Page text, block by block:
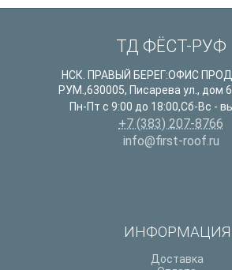
ТД ФЁСТ-РУФ
НСК. ПРАВЫЙ БЕРЕГ:ОФИС
РУМ.,630005, Писарева ул., дом
Пн-Пт с 9:00 до 18:00,Сб-Вс -
+7 (383) 207-8766
info@first-roof.ru
ИНФОРМАЦИЯ
Доставка